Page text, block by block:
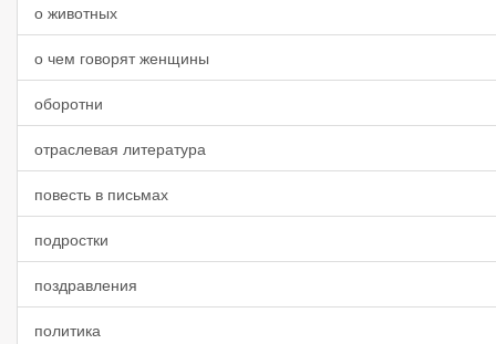
о животных
о чем говорят женщины
оборотни
отраслевая литература
повесть в письмах
подростки
поздравления
политика